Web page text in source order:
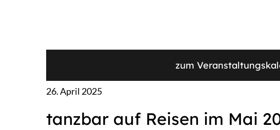
zum
26. April 2025
tanzbar auf Reisen im Mai